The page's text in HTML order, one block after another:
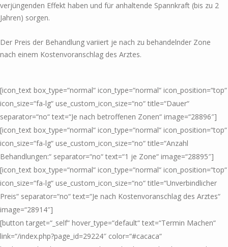
verjüngenden Effekt haben und für anhaltende Spannkraft (bis zu 2
Jahren) sorgen.
Der Preis der Behandlung variiert je nach zu behandelnder Zone
nach einem Kostenvoranschlag des Arztes.
[icon_text box_type=“normal“ icon_type=“normal“ icon_position=“top“
icon_size=“fa-lg“ use_custom_icon_size=“no“ title=“Dauer“
separator=“no“ text=“Je nach betroffenen Zonen“ image=“28896″]
[icon_text box_type=“normal“ icon_type=“normal“ icon_position=“top“
icon_size=“fa-lg“ use_custom_icon_size=“no“ title=“Anzahl
Behandlungen:“ separator=“no“ text=“1 je Zone“ image=“28895″]
[icon_text box_type=“normal“ icon_type=“normal“ icon_position=“top“
icon_size=“fa-lg“ use_custom_icon_size=“no“ title=“Unverbindlicher
Preis“ separator=“no“ text=“Je nach Kostenvoranschlag des Arztes“
image=“28914″]
[button target=“_self“ hover_type=“default“ text=“Termin Machen“
link=“/index.php?page_id=29224″ color=“#cacaca“